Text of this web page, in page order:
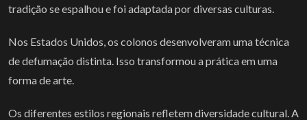
tradição se espalhou e foi adaptada por diversas culturas.
Nos Estados Unidos, os colonos desenvolveram uma técnica
de defumação distinta. Isso transformou a prática em uma
forma de arte.
Os diferentes estilos regionais refletem diversidade cultural. A